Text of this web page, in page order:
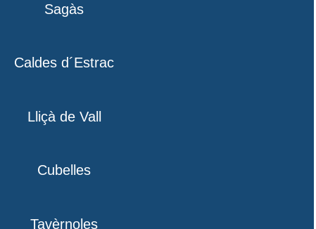
Sagàs
Caldes d´Estrac
Lliçà de Vall
Cubelles
Tavèrnoles